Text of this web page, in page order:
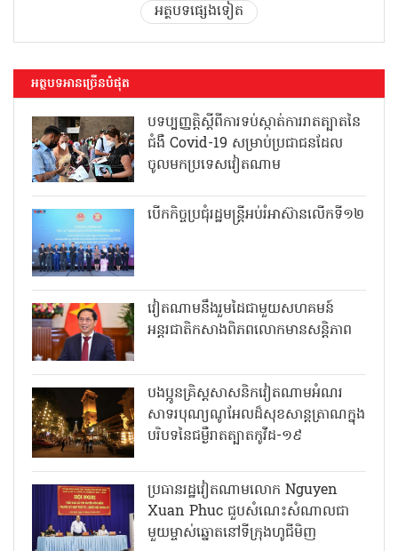
អត្ថបទផ្សេងទៀត
អត្ថបទអានច្រើនបំផុត
បទប្បញ្ញត្តិស្តីពីការទប់ស្កាត់ការរាតត្បាតនៃ
ជំងឺ Covid-19 សម្រាប់ប្រជាជនដែល
ចូលមកប្រទេសវៀតណាម
បើកកិច្ចប្រជុំរដ្ឋមន្ត្រីអប់រំអាស៊ានលើកទី១២
វៀតណាមនឹងរួមដៃជាមួយសហគមន៍
អន្តរជាតិកសាងពិភពលោកមានសន្តិភាព
បងប្អូនគ្រិស្តសាសនិកវៀតណាមអំណរ
សាទរបុណ្យណូអែលដ៏សុខសាន្តត្រាណក្នុង
បរិបទនៃជម្ងឺរាតត្បាតកូវីដ-១៩
ប្រធានរដ្ឋវៀតណាមលោក Nguyen
Xuan Phuc ជួបសំណេះសំណាលជា
មួយម្ចាស់ឆ្នោតនៅទីក្រុងហូជីមិញ